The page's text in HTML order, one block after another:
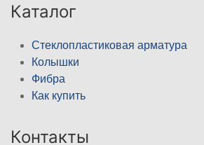
Каталог
Стеклопластиковая арматура
Колышки
Фибра
Как купить
Контакты